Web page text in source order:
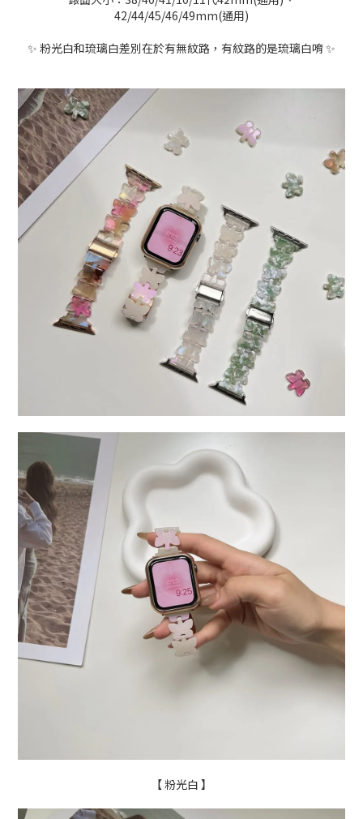
42/44/45/46/49mm(通用)
✨ 粉光白和琉璃白差別在於有無紋路，有紋路的是琉璃白唷 ✨
【 粉光白 】